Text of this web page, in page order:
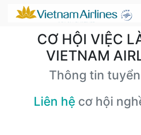
CƠ HỘI VIỆC
VIETNAM
Thông tin
Liên hệ cơ hội